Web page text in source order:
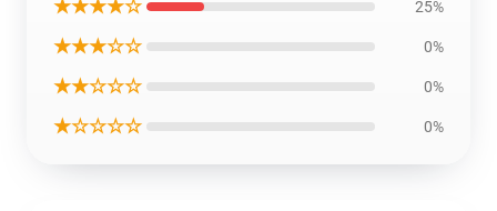
★★★★☆ 25%
★★★☆☆ 0%
★★☆☆☆ 0%
★☆☆☆☆ 0%